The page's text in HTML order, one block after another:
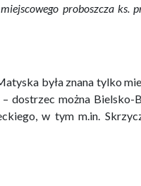
proboszcza ks.
była znana tylko
można Bielsko-
w tym m.in.